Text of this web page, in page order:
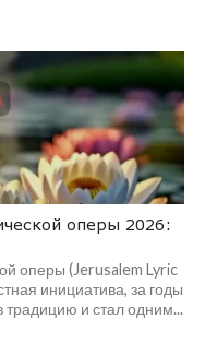
оперы 2026:
оперы (Jerusalem Lyric
инициатива, за годы
традицию и стал одним...